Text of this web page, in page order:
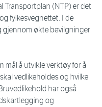
Transportplan (NTP) er det
fylkesvegnettet. I de
gjennom økte bevilgninger
mål å utvikle verktøy for å
vedlikeholdes og hvilke
har også
og